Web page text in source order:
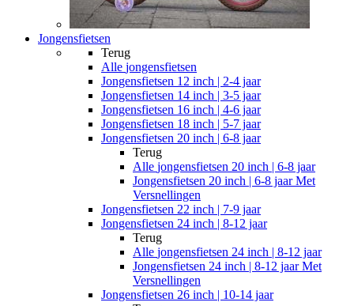
Jongensfietsen
Terug
Alle jongensfietsen
Jongensfietsen 12 inch | 2-4 jaar
Jongensfietsen 14 inch | 3-5 jaar
Jongensfietsen 16 inch | 4-6 jaar
Jongensfietsen 18 inch | 5-7 jaar
Jongensfietsen 20 inch | 6-8 jaar
Terug
Alle jongensfietsen 20 inch | 6-8 jaar
Jongensfietsen 20 inch | 6-8 jaar Met
Versnellingen
Jongensfietsen 22 inch | 7-9 jaar
Jongensfietsen 24 inch | 8-12 jaar
Terug
Alle jongensfietsen 24 inch | 8-12 jaar
Jongensfietsen 24 inch | 8-12 jaar Met
Versnellingen
Jongensfietsen 26 inch | 10-14 jaar